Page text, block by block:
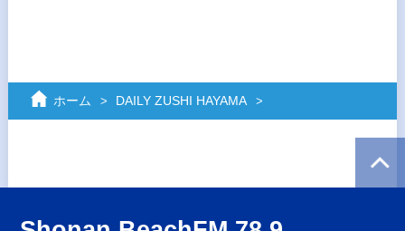
ホーム DAILY ZUSHI HAYAMA